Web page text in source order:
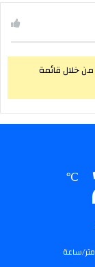
خلال قائمة
℃